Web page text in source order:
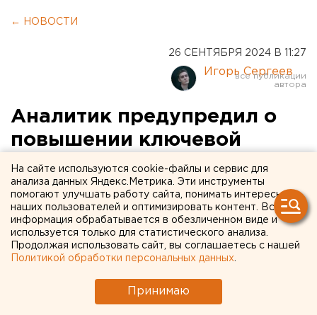
← НОВОСТИ
26 СЕНТЯБРЯ 2024 В 11:27
Игорь Сергеев
Аналитик предупредил о
повышении ключевой
ставки до 20 %
На сайте используются cookie-файлы и сервис для
анализа данных Яндекс.Метрика. Эти инструменты
помогают улучшать работу сайта, понимать интересы
наших пользователей и оптимизировать контент. Вся
информация обрабатывается в обезличенном виде и
используется только для статистического анализа.
Продолжая использовать сайт, вы соглашаетесь с нашей
Политикой обработки персональных данных
Принимаю